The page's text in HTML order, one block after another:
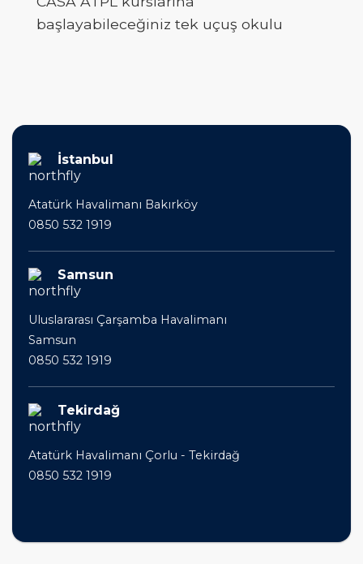
başlayabileceğiniz tek uçuş okulu
İstanbul
Atatürk Havalimanı Bakırköy
0850 532 1919
Samsun
Uluslararası Çarşamba Havalimanı
Samsun
0850 532 1919
Tekirdağ
Atatürk Havalimanı Çorlu - Tekirdağ
0850 532 1919